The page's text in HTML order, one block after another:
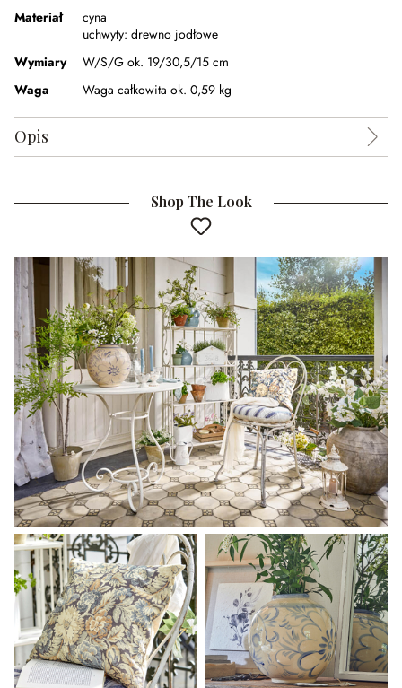
Materiał
cyna
uchwyty: drewno jodłowe
Wymiary
W/S/G ok. 19/30,5/15 cm
Waga
Waga całkowita ok. 0,59 kg
Opis
Shop The Look